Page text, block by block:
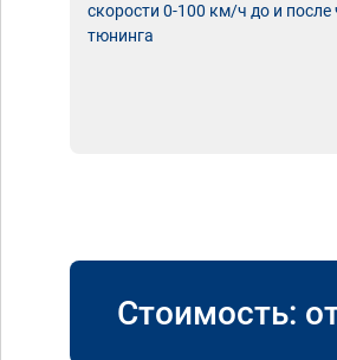
скорости 0-100 км/ч до и после
тюнинга
Стоимость: